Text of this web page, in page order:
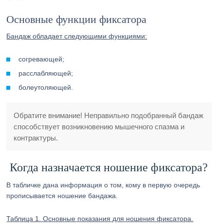
Основные функции фиксатора
Бандаж обладает следующими функциями:
согревающей;
расслабляющей;
болеутоляющей.
Обратите внимание! Неправильно подобранный бандаж
способствует возникновению мышечного спазма и
контрактуры.
Когда назначается ношение фиксатора?
В табличке дана информация о том, кому в первую очередь
прописывается ношение бандажа.
Таблица 1. Основные показания для ношения фиксатора.